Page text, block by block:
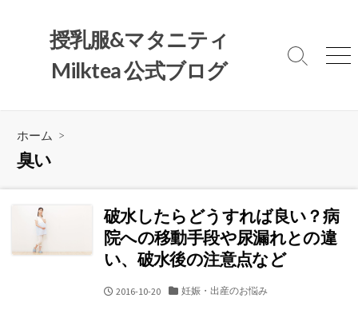
へ
プ
授乳服&マタニティ
Milktea 公式ブログ
検
メ
ホーム >
臭い
破水したらどうすれば良い？病
院への移動手段や尿漏れとの違
い、破水後の注意点など
公
2016-10-20
カ
妊娠・出産のお悩み